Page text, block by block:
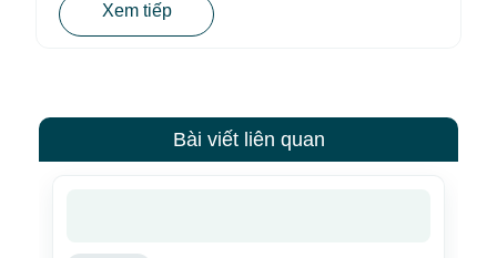
Xem tiếp
Bài viết liên quan